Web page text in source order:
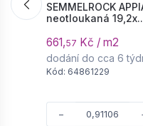
SEMMELROCK
neotloukaná
661,57 Kč / m2
dodání do cca 6
Kód: 64861229
−